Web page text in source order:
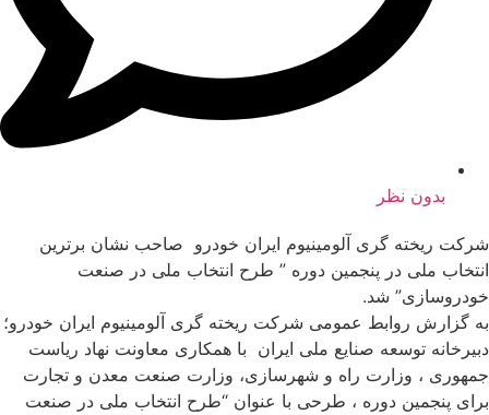
بدون نظر
شرکت ریخته گری آلومینیوم ایران خودرو صاحب نشان برترین
انتخاب ملی در پنجمین دوره ” طرح انتخاب ملی در صنعت
خودروسازی” شد.
به گزارش روابط عمومی شرکت ریخته گری آلومینیوم ایران خودرو؛
دبیرخانه توسعه صنایع ملی ایران با همکاری معاونت نهاد ریاست
جمهوری ، وزارت راه و شهرسازی، وزارت صنعت معدن و تجارت
برای پنجمین دوره ، طرحی با عنوان “طرح انتخاب ملی در صنعت